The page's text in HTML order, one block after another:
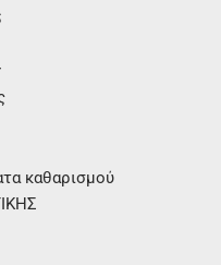
καθαρισμού